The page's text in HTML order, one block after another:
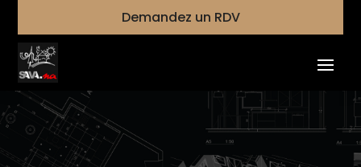
Demandez un RDV